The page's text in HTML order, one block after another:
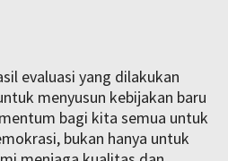
evaluasi yang dilakukan
menyusun kebijakan baru
bagi kita semua untuk
bukan hanya untuk